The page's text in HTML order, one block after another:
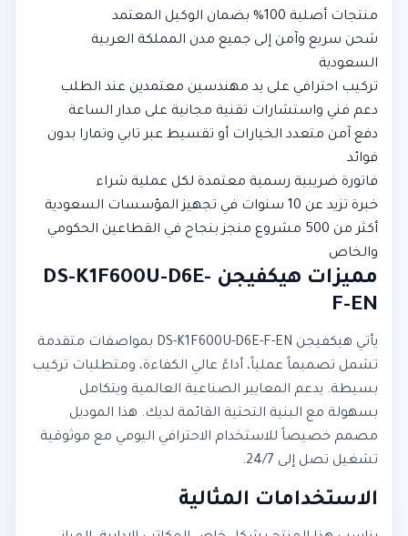
منتجات أصلية 100% بضمان الوكيل المعتمد
شحن سريع وآمن إلى جميع مدن المملكة العربية
السعودية
تركيب احترافي على يد مهندسين معتمدين عند الطلب
دعم فني واستشارات تقنية مجانية على مدار الساعة
دفع آمن متعدد الخيارات أو تقسيط عبر تابي وتمارا بدون
فوائد
فاتورة ضريبية رسمية معتمدة لكل عملية شراء
خبرة تزيد عن 10 سنوات في تجهيز المؤسسات السعودية
أكثر من 500 مشروع منجز بنجاح في القطاعين الحكومي
والخاص
مميزات هيكفيجن DS-K1F600U-D6E-
F-EN
يأتي هيكفيجن DS-K1F600U-D6E-F-EN بمواصفات متقدمة
تشمل تصميماً عملياً، أداءً عالي الكفاءة، ومتطلبات تركيب
بسيطة. يدعم المعايير الصناعية العالمية ويتكامل
بسهولة مع البنية التحتية القائمة لديك. هذا الموديل
مصمم خصيصاً للاستخدام الاحترافي اليومي مع موثوقية
تشغيل تصل إلى 24/7.
الاستخدامات المثالية